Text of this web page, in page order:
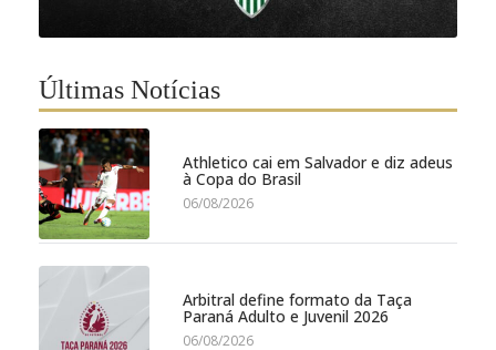
Últimas Notícias
Athletico cai em Salvador e diz adeus
à Copa do Brasil
06/08/2026
Arbitral define formato da Taça
Paraná Adulto e Juvenil 2026
06/08/2026